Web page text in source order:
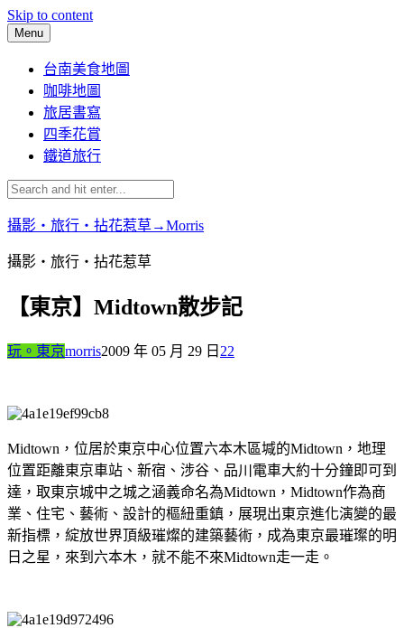
Skip to content
Menu
台南美食地圖
咖啡地圖
旅居書寫
四季花賞
鐵道旅行
攝影‧旅行‧拈花惹草→Morris
攝影‧旅行‧拈花惹草
【東京】Midtown散步記
玩。東京morris2009 年 05 月 29 日 22
Midtown，位居於東京中心位置六本木區堿的Midtown，地理
位置距離東京車站、新宿、涉谷、品川電車大約十分鐘即可到
達，取東京城中之城之涵義命名為Midtown，Midtown作為商
業、住宅、藝術、設計的樞紐重鎮，展現出東京進化演變的最
新指標，綻放世界頂級璀燦的建築藝術，成為東京最璀璨的明
日之星，來到六本木，就不能不來Midtown走一走。